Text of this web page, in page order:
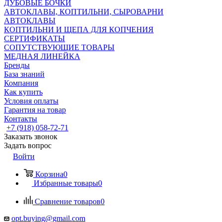
ДУБОВЫЕ БОЧКИ
АВТОКЛАВЫ, КОПТИЛЬНИ, СЫРОВАРНИ
АВТОКЛАВЫ
КОПТИЛЬНИ И ЩЕПА ДЛЯ КОПЧЕНИЯ
СЕРТИФИКАТЫ
СОПУТСТВУЮЩИЕ ТОВАРЫ
МЕДНАЯ ЛИНЕЙКА
Бренды
База знаний
Компания
Как купить
Условия оплаты
Гарантия на товар
Контакты
+7 (918) 058-72-71
Заказать звонок
Задать вопрос
Войти
Корзина0
Избранные товары0
Сравнение товаров0
opt.buying@gmail.com